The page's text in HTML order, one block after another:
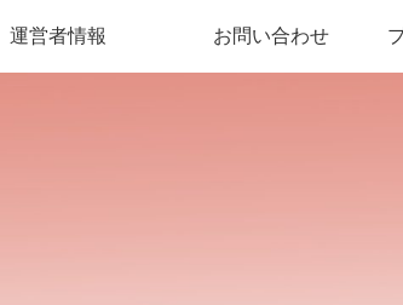
運営者情報 お問い合わせ